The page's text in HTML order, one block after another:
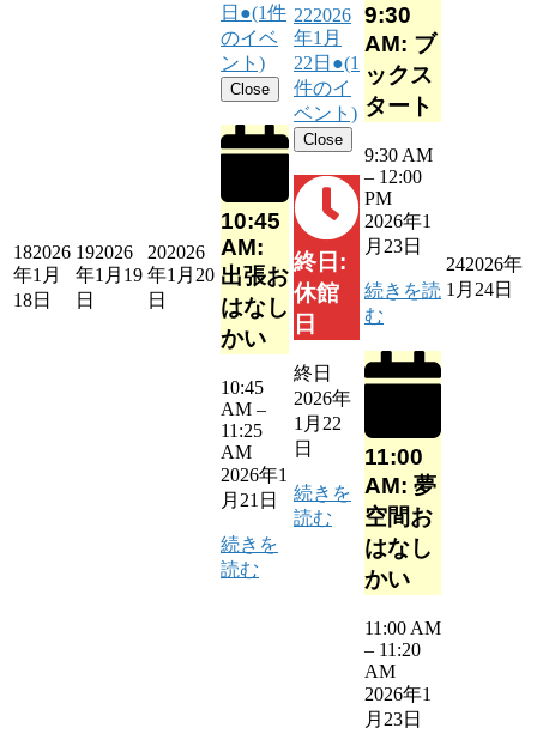
182026
年1月
18日
192026
年1月19
日
202026
年1月20
日
日 ●(1件
のイベ
ント)
Close
10:45
AM:
出張お
はなし
かい
10:45
AM –
11:25
AM
2026年1
月21日
続きを
読む
222026
年1月
22日 ●(1
件のイ
ベント)
Close
終日:
休館
日
終日
2026年
1月22
日
続きを
読む
9:30
AM: ブ
ックス
タート
9:30 AM
– 12:00
PM
2026年1
月23日
続きを読
む
11:00
AM: 夢
空間お
はなし
かい
11:00 AM
– 11:20
AM
2026年1
月23日
242026年
1月24日